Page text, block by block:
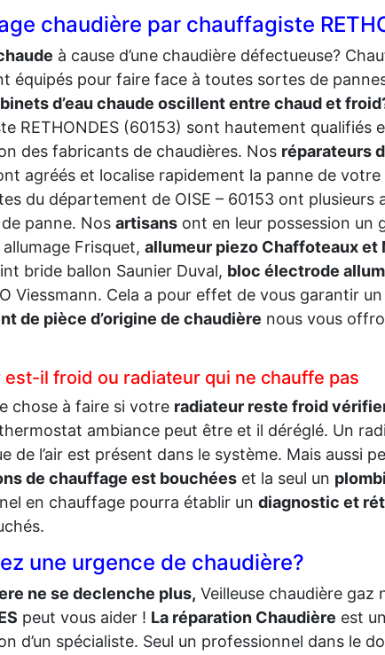
chaudière par chauffagiste
à cause d’une chaudière défectueuse?
équipés pour faire face à toutes sortes de
d’eau chaude oscillent entre chaud et
RETHONDES (60153) sont hautement qualifiés
des fabricants de chaudières. Nos réparateurs
agréés et localise rapidement la panne de
du département de OISE – 60153 ont plusieurs
panne. Nos artisans ont en leur possession un
Frisquet, allumeur piezo Chaffoteaux et
bride ballon Saunier Duval, bloc électrode
Viessmann. Cela a pour effet de vous garantir
de pièce d’origine de chaudière nous vous
est-il froid ou radiateur qui ne chauffe pas
chose à faire si votre radiateur reste froid
ambiance peut être et il déréglé. Un
de l’air est présent dans le système. Mais aussi
de chauffage est bouchées et la seul un
en chauffage pourra établir un diagnostic et
une urgence de chaudière?
ne se declenche plus, Veilleuse chaudière gaz
peut vous aider ! La réparation Chaudière est
d’un spécialiste. Seul un professionnel dans le